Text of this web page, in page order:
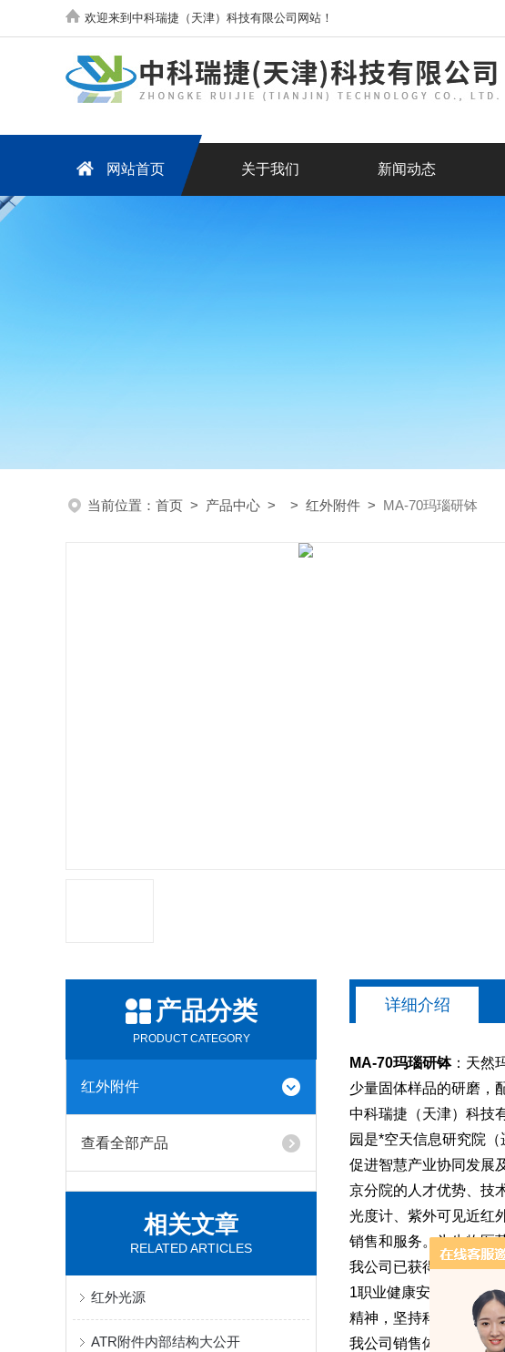
欢迎来到中科瑞捷（天津）科技有限公司网站！
网站首页 关于我们 新闻动态
当前位置： 首页 > 产品中心 > > 红外附件 > MA-70玛瑙研钵
产品分类
PRODUCT CATEGORY
红外附件
查看全部产品
相关文章
RELATED ARTICLES
红外光源
ATR附件内部结构大公开
详细介绍
MA-70玛瑙研钵：天然
少量固体样品的研磨，
中科瑞捷（天津）科技
园是*空天信息研究院
促进智慧产业协同发展
京分院的人才优势、技
光度计、紫外可见近红
销售和服务。为生物医
我公司已获得多项国家
1职业健康安全管理体
精神，坚持科技服务社
我公司销售体系全面，